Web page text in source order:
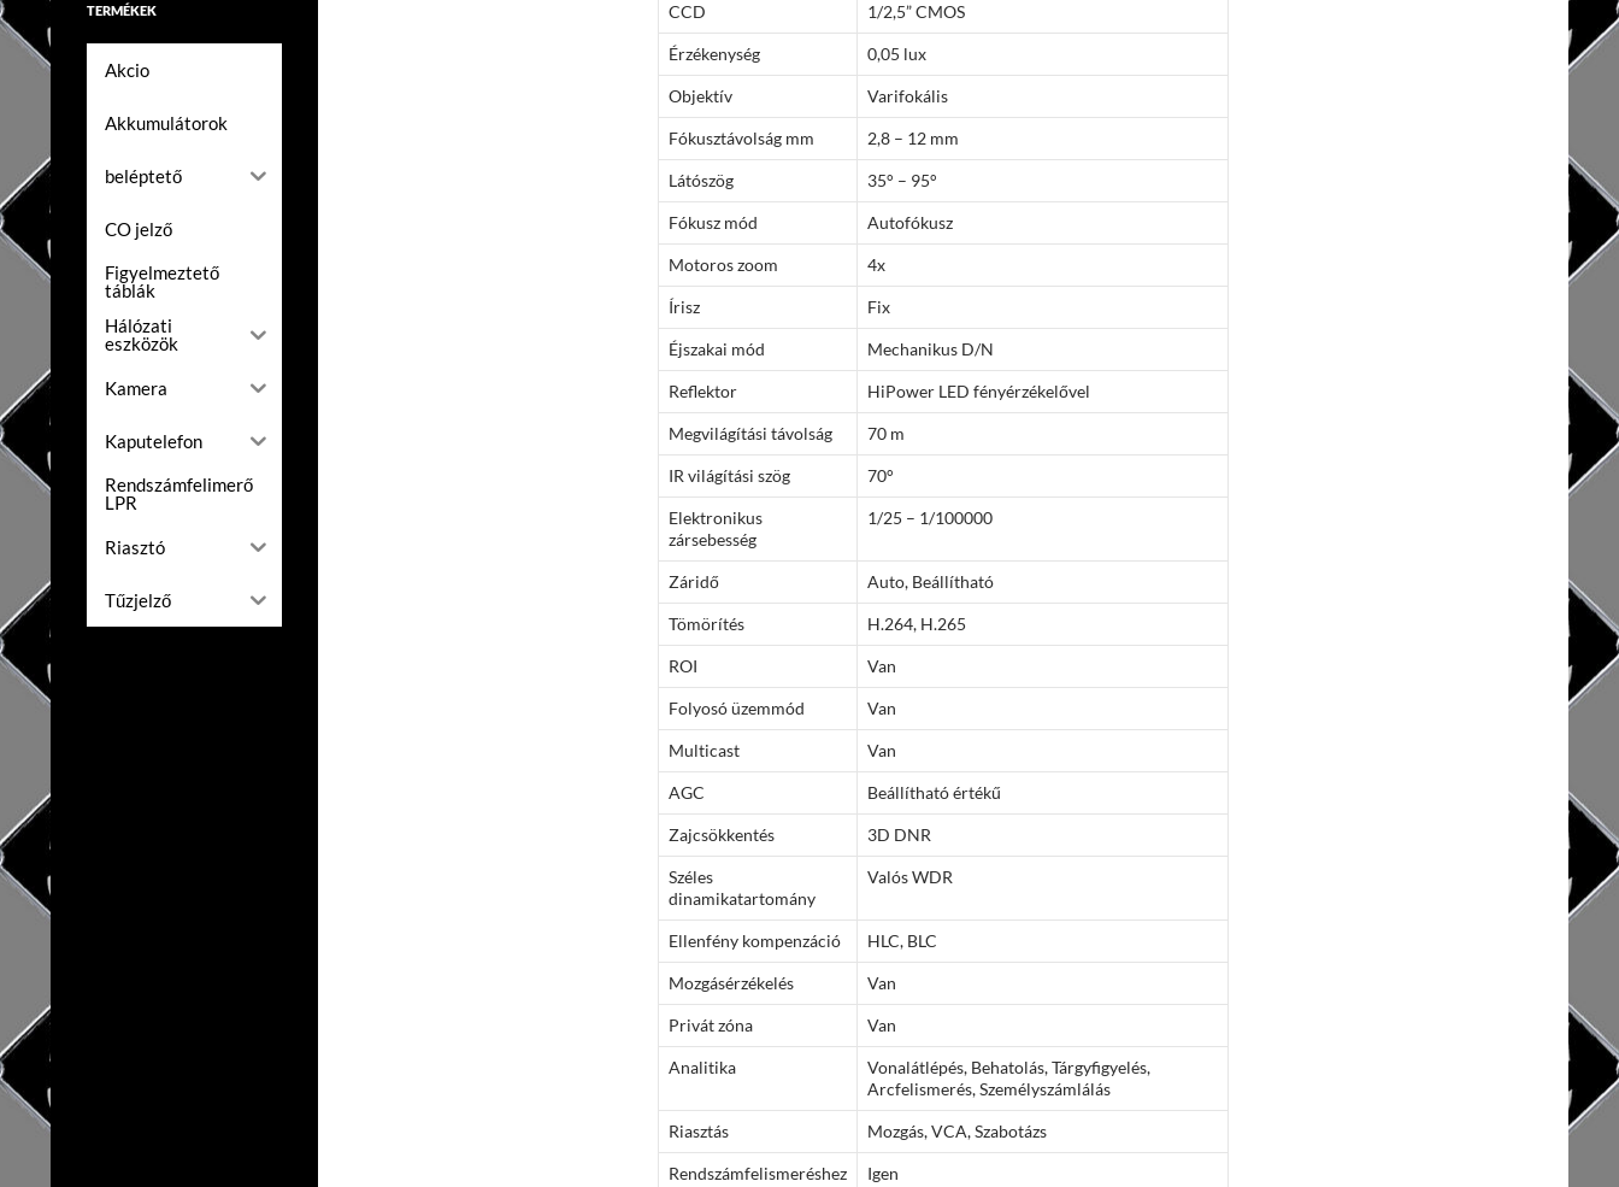
CCD 1/2,5” CMOS
Érzékenység 0,05 lux
Objektív Varifokális
Fókusztávolság mm 2,8 – 12 mm
Látószög 35° – 95°
Fókusz mód Autofókusz
Motoros zoom 4x
Írisz Fix
Éjszakai mód Mechanikus D/N
Reflektor HiPower LED fényérzékelővel
Megvilágítási távolság 70 m
IR világítási szög 70°
Elektronikus
zársebesség
1/25 – 1/100000
Záridő Auto, Beállítható
Tömörítés H.264, H.265
ROI Van
Folyosó üzemmód Van
Multicast Van
AGC Beállítható értékű
Zajcsökkentés 3D DNR
Széles
dinamikatartomány
Valós WDR
Ellenfény kompenzáció HLC, BLC
Mozgásérzékelés Van
Privát zóna Van
Analitika
Vonalátlépés, Behatolás, Tárgyfigyelés,
Arcfelismerés, Személyszámlálás
Riasztás Mozgás, VCA, Szabotázs
Rendszámfelismeréshez
Igen
TERMÉKEK
Akcio
Akkumulátorok
beléptető
CO jelző
Figyelmeztető
táblák
Hálózati
eszközök
Kamera
Kaputelefon
Rendszámfelimerő
LPR
Riasztó
Tűzjelző